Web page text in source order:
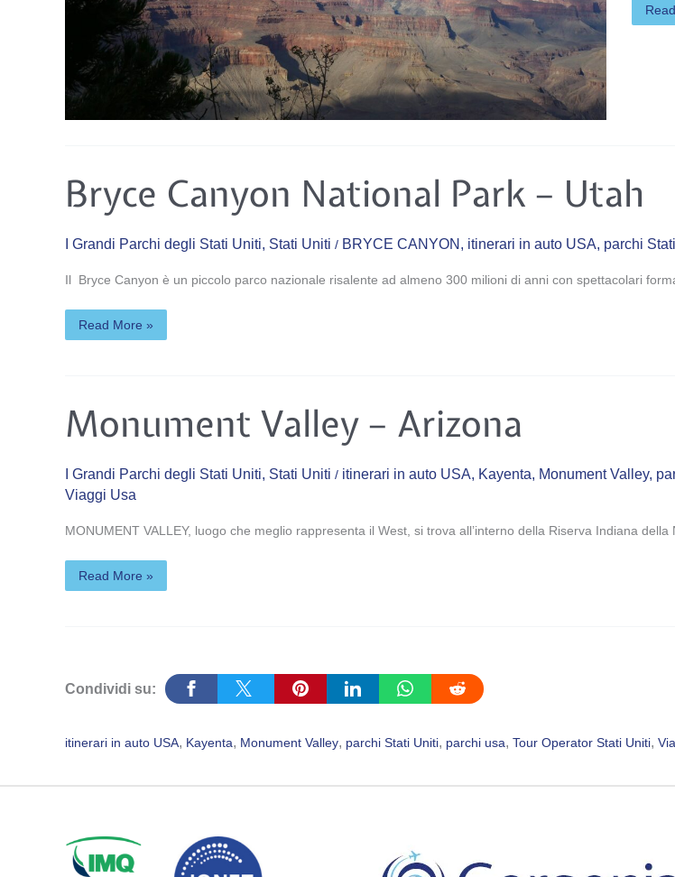
Bryce Canyon National Park – Utah
I Grandi Parchi degli Stati Uniti, Stati Uniti / BRYCE CANYON , itinerari in auto USA, parchi
Il Bryce Canyon è un piccolo parco nazionale risalente ad almeno 300 milioni di anni con spettacolari
Bryce
Canyon
National
Park
Utah
Read More »
Monument Valley – Arizona
I Grandi Parchi degli Stati Uniti, Stati Uniti / itinerari in auto USA, Kayenta, Monument Valley,
Viaggi Usa
MONUMENT VALLEY, luogo che meglio rappresenta il West, si trova all’interno della Riserva Indiana
Valley
–
Read More »
Condividi su:
itinerari in auto USA, Kayenta, Monument Valley, parchi Stati Uniti, parchi usa, Tour Operator Stati Uniti,